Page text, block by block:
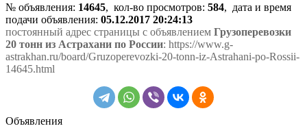
№ объявления: 14645, кол-во просмотров: 584, дата и время
подачи объявления: 05.12.2017 20:24:13
постоянный адрес страницы с объявлением Грузоперевозки
20 тонн из Астрахани по России: https://www.g-
astrakhan.ru/board/Gruzoperevozki-20-tonn-iz-Astrahani-po-Rossii-
14645.html
Объявления